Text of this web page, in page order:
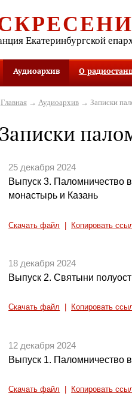
Екатеринбургской
Аудиоархив О
Главная→ Аудиоархив→ Записки
Записки
25 декабря 2024
Выпуск 3. Паломничество
монастырь и Казань
Скачать файл Копировать
18 декабря 2024
Выпуск 2. Святыни
Скачать файл Копировать
12 декабря 2024
Выпуск 1. Паломничество
Скачать файл Копировать